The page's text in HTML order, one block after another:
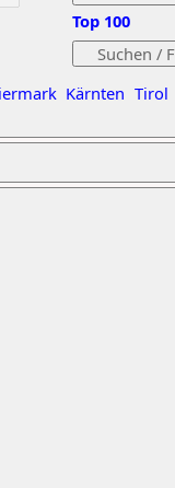
Kärnten Tirol
Top 100